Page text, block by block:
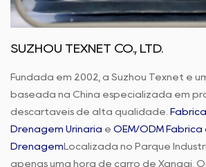
SUZHOU TEXNET CO., LTD.
Fundada em 2002, a Suzhou Texnet é
baseada na China especializada em
descartáveis de alta qualidade.
Drenagem Urinária e OEM/ODM Fábrica
Drenagem Localizada no Parque
apenas uma hora de carro de Xangai.